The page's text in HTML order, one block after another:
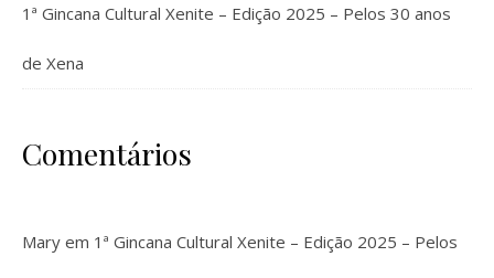
1ª Gincana Cultural Xenite – Edição 2025 – Pelos 30 anos
de Xena
Comentários
Mary em 1ª Gincana Cultural Xenite – Edição 2025 – Pelos